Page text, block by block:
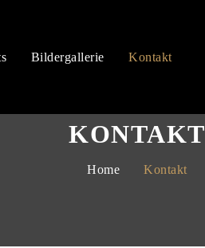
Bildergallerie Kontakt
KONTAKT
Home Kontakt